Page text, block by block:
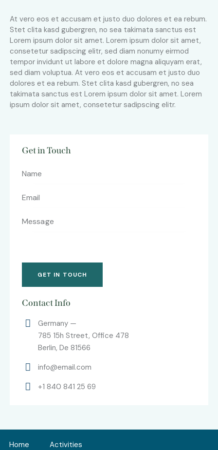
At vero eos et accusam et justo duo dolores et ea rebum.
Stet clita kasd gubergren, no sea takimata sanctus est
Lorem ipsum dolor sit amet. Lorem ipsum dolor sit amet,
consetetur sadipscing elitr, sed diam nonumy eirmod
tempor invidunt ut labore et dolore magna aliquyam erat,
sed diam voluptua. At vero eos et accusam et justo duo
dolores et ea rebum. Stet clita kasd gubergren, no sea
takimata sanctus est Lorem ipsum dolor sit amet. Lorem
ipsum dolor sit amet, consetetur sadipscing elitr.
Get in Touch
Contact Info
Germany —
785 15h Street, Office 478
Berlin, De 81566
info@email.com
+1 840 841 25 69
Home
Activities